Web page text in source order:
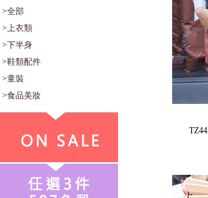
>全部
>上衣類
>下半身
>鞋類配件
>童裝
>食品美妝